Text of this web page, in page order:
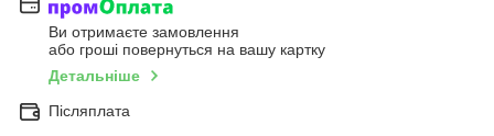
Ви отримаєте замовлення
або гроші повернуться на вашу картку
Детальніше
Післяплата